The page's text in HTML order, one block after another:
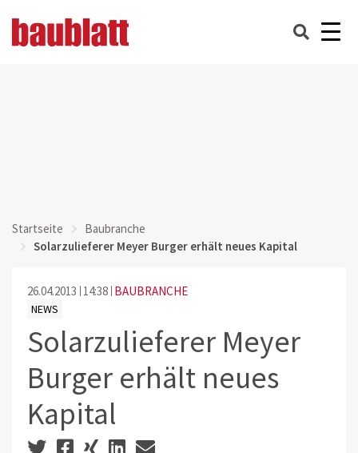
Startseite
Baubranche
Solarzulieferer Meyer Burger erhält neues Kapital
26.04.2013 14:38 BAUBRANCHE
NEWS
Solarzulieferer Meyer
Burger erhält neues
Kapital